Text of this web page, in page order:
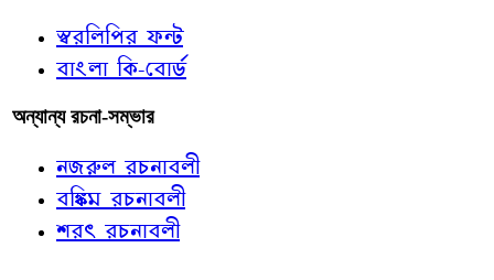
স্বরলিপির ফন্ট
বাংলা কি-বোর্ড
অন্যান্য রচনা-সম্ভার
নজরুল রচনাবলী
বঙ্কিম রচনাবলী
শরৎ রচনাবলী